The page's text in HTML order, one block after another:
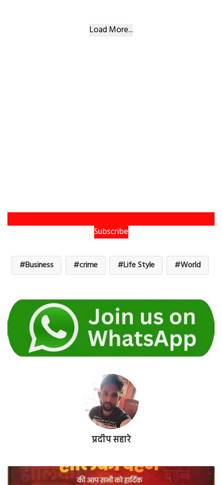
Load More...
Subscribe
Business crime Life Style World
प्रदीप सहारे
प्रमोद